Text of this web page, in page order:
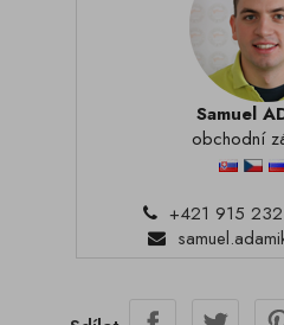
Samuel
obchodní
+421 915